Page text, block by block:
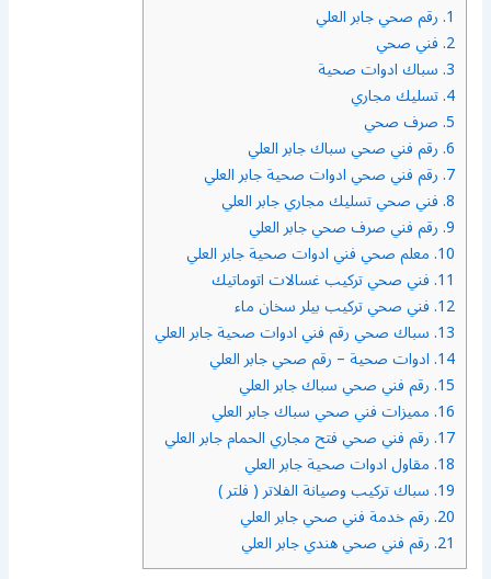
1. رقم صحي جابر العلي
2. فني صحي
3. سباك ادوات صحية
4. تسليك مجاري
5. صرف صحي
6. رقم فني صحي سباك جابر العلي
7. رقم فني صحي ادوات صحية جابر العلي
8. فني صحي تسليك مجاري جابر العلي
9. رقم فني صرف صحي جابر العلي
10. معلم صحي فني ادوات صحية جابر العلي
11. فني صحي تركيب غسالات اتوماتيك
12. فني صحي تركيب بيلر سخان ماء
13. سباك صحي رقم فني ادوات صحية جابر العلي
14. ادوات صحية – رقم صحي جابر العلي
15. رقم فني صحي سباك جابر العلي
16. مميزات فني صحي سباك جابر العلي
17. رقم فني صحي فتح مجاري الحمام جابر العلي
18. مقاول ادوات صحية جابر العلي
19. سباك تركيب وصيانة الفلاتر ( فلتر )
20. رقم خدمة فني صحي جابر العلي
21. رقم فني صحي هندي جابر العلي